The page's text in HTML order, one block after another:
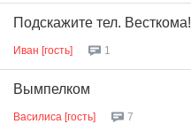
Подскажите тел. Весткома!
Иван [гость] 1
Вымпелком
Василиса [гость] 7